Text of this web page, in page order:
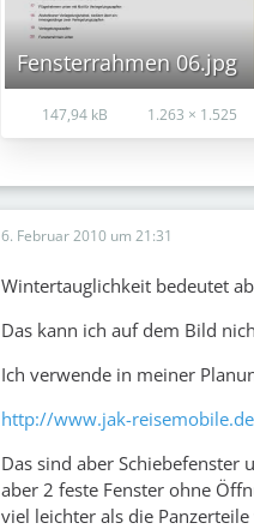
Fensterrahmen 06.jpg
147,94 kB 1.263 × 1.525
6. Februar 2010 um 21:31
Wintertauglichkeit bedeutet
Das kann ich auf dem Bild
Ich verwende in meiner
http://www.jak-
Das sind aber
aber 2 feste Fenster ohne
viel leichter als die Panzerteile